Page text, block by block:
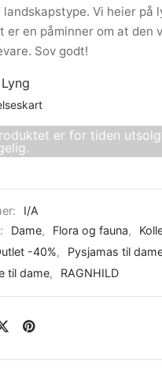
Vi heier på
er en påminner om at den
Sov godt!
Lyng
er for tiden
I/A
Dame, Flora og fauna,
-40%, Pysjamas til
til dame, RAGNHILD